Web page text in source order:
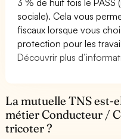
sociale). Cela vous
fiscaux lorsque vous
protection pour les
Découvrir plus
La mutuelle TNS est-
métier Conducteur /
tricoter ?